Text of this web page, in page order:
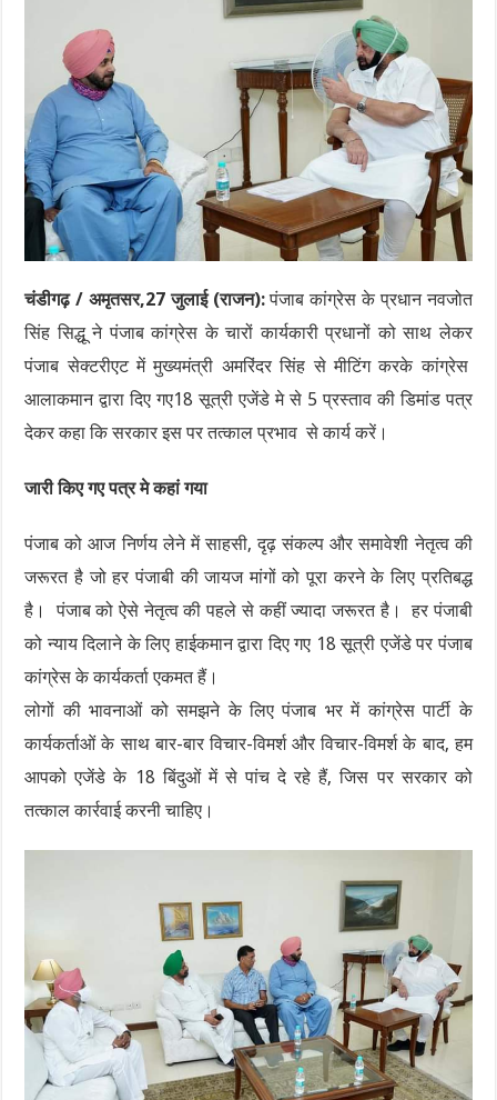
चंडीगढ़ / अमृतसर,27 जुलाई (राजन):पंजाब कांग्रेस के प्रधान नवजोत
सिंह सिद्धू ने पंजाब कांग्रेस के चारों कार्यकारी प्रधानों को साथ लेकर
पंजाब सेक्टरीएट में मुख्यमंत्री अमरिंदर सिंह से मीटिंग करके कांग्रेस
आलाकमान द्वारा दिए गए18 सूत्री एजेंडे मे से 5 प्रस्ताव की डिमांड पत्र
देकर कहा कि सरकार इस पर तत्काल प्रभाव से कार्य करें।
जारी किए गए पत्र मे कहां गया
पंजाब को आज निर्णय लेने में साहसी, दृढ़ संकल्प और समावेशी नेतृत्व की
जरूरत है जो हर पंजाबी की जायज मांगों को पूरा करने के लिए प्रतिबद्ध
है। पंजाब को ऐसे नेतृत्व की पहले से कहीं ज्यादा जरूरत है। हर पंजाबी
को न्याय दिलाने के लिए हाईकमान द्वारा दिए गए 18 सूत्री एजेंडे पर पंजाब
कांग्रेस के कार्यकर्ता एकमत हैं।
लोगों की भावनाओं को समझने के लिए पंजाब भर में कांग्रेस पार्टी के
कार्यकर्ताओं के साथ बार-बार विचार-विमर्श और विचार-विमर्श के बाद, हम
आपको एजेंडे के 18 बिंदुओं में से पांच दे रहे हैं, जिस पर सरकार को
तत्काल कार्रवाई करनी चाहिए।